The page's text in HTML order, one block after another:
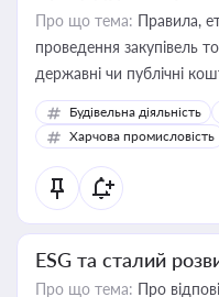
Про що тема: Правила,
проведення закупівель
державні чи публічні
Будівельна діяльність
Харчова промисловість
ESG та сталий
Про що тема: Про